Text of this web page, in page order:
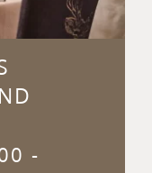
-